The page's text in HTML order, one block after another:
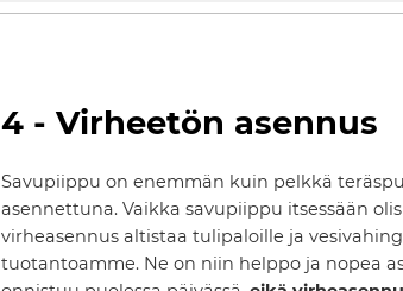
4 - Virheetön asennus
Savupiippu on enemmän kuin pelkkä
asennettuna. Vaikka savupiippu itsessään
virheasennus altistaa tulipaloille ja
tuotantoamme. Ne on niin helppo ja nopea